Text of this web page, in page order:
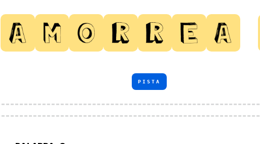
PISTA